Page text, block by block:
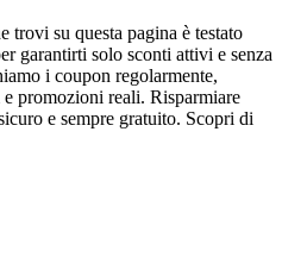
trovi su questa pagina è testato
garantirti solo sconti attivi e senza
i coupon regolarmente,
promozioni reali. Risparmiare
e sempre gratuito. Scopri di